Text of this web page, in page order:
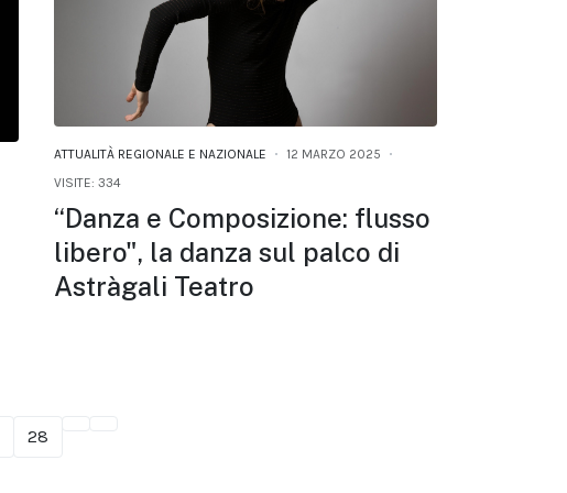
ATTUALITÀ REGIONALE E NAZIONALE
12 MARZO 2025
VISITE: 334
“Danza e Composizione: flusso
libero", la danza sul palco di
Astràgali Teatro
28